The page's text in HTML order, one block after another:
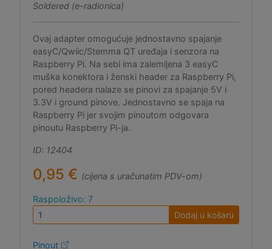
Soldered (e-radionica)
Ovaj adapter omogućuje jednostavno spajanje
easyC/Qwiic/Stemma QT uređaja i senzora na
Raspberry Pi. Na sebi ima zalemljena 3 easyC
muška konektora i ženski header za Raspberry Pi,
pored headera nalaze se pinovi za spajanje 5V i
3.3V i ground pinove. Jednostavno se spaja na
Raspberry Pi jer svojim pinoutom odgovara
pinoutu Raspberry Pi-ja.
ID: 12404
0,95 € (cijena s uračunatim PDV-om)
Raspoloživo: 7
Dodaj u košaru
Pinout